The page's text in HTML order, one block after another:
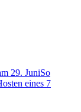
29. JuniSo
eines 7